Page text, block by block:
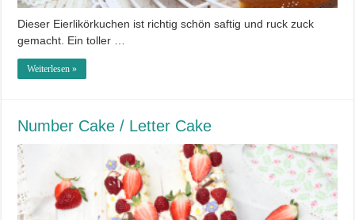
Dieser Eierlikörkuchen ist richtig schön saftig und ruck zuck
gemacht. Ein toller …
Weiterlesen »
Number Cake / Letter Cake